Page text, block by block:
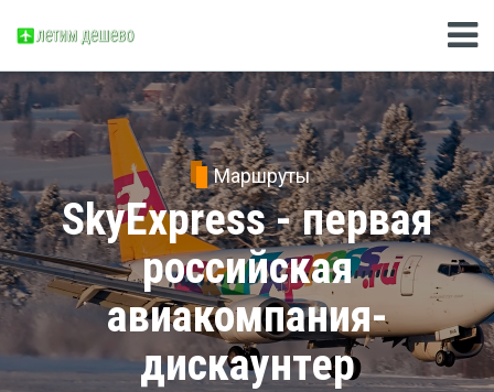
Маршруты
SkyExpress - первая
российская
авиакомпания-
дискаунтер